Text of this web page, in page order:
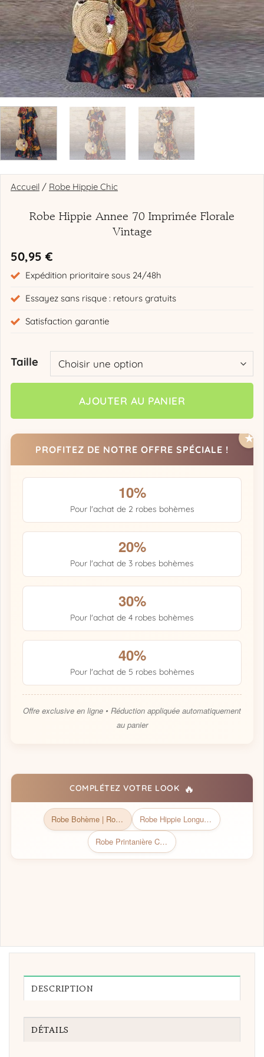
Accueil / Robe Hippie Chic
Robe Hippie Annee 70 Imprimée Florale
Vintage
50,95 €
Expédition prioritaire sous 24/48h
Essayez sans risque : retours gratuits
Satisfaction garantie
Taille
AJOUTER AU PANIER
PROFITEZ DE NOTRE OFFRE SPÉCIALE !
10%
Pour l'achat de 2 robes bohèmes
20%
Pour l'achat de 3 robes bohèmes
30%
Pour l'achat de 4 robes bohèmes
40%
Pour l'achat de 5 robes bohèmes
Offre exclusive en ligne • Réduction appliquée automatiquement
au panier
COMPLÉTEZ VOTRE LOOK 🔥
Robe Bohème | Robe Bohème chic
Robe Hippie Longue Bleue Tie-Dye Le Ciel Est La Limite
Robe Printanière Champêtre
DESCRIPTION
DÉTAILS